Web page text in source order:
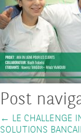
Post
← LE CHALLENGE
SOLUTIONS